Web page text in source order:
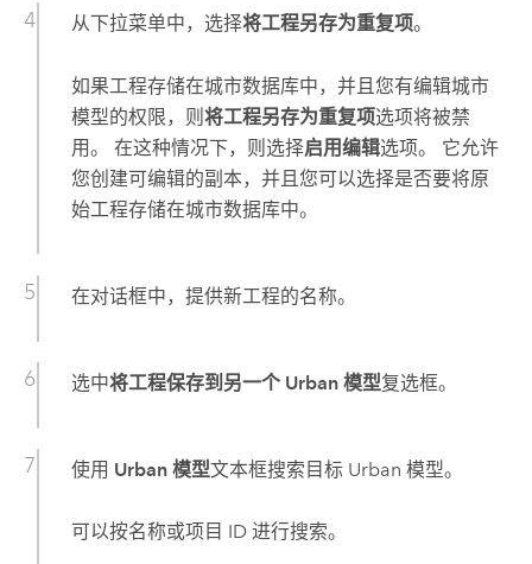
从下拉菜单中，选择将工程另存为重复项。
如果工程存储在城市数据库中，并且您有编辑城市
模型的权限，则 将工程另存为重复项选项将被禁
用。 在这种情况下，则选择启用编辑选项。 它允许
您创建可编辑的副本，并且您可以选择是否要将原
始工程存储在城市数据库中。
在对话框中，提供新工程的名称。
选中将工程保存到另一个 Urban 模型复选框。
使用 Urban 模型文本框搜索目标 Urban 模型。
可以按名称或项目 ID 进行搜索。